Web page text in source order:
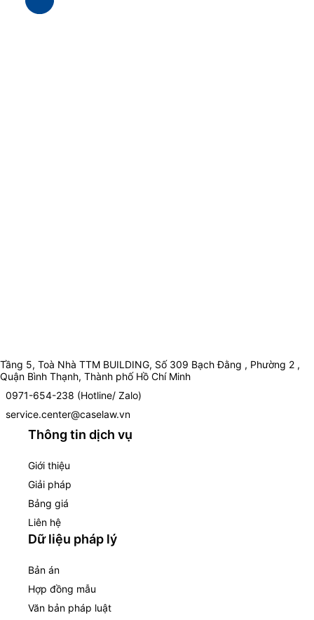
Tầng 5, Toà Nhà TTM BUILDING, Số 309 Bạch Đằng , Phường 2 ,
Quận Bình Thạnh, Thành phố Hồ Chí Minh
0971-654-238 (Hotline/ Zalo)
service.center@caselaw.vn
Thông tin dịch vụ
Giới thiệu
Giải pháp
Bảng giá
Liên hệ
Dữ liệu pháp lý
Bản án
Hợp đồng mẫu
Văn bản pháp luật